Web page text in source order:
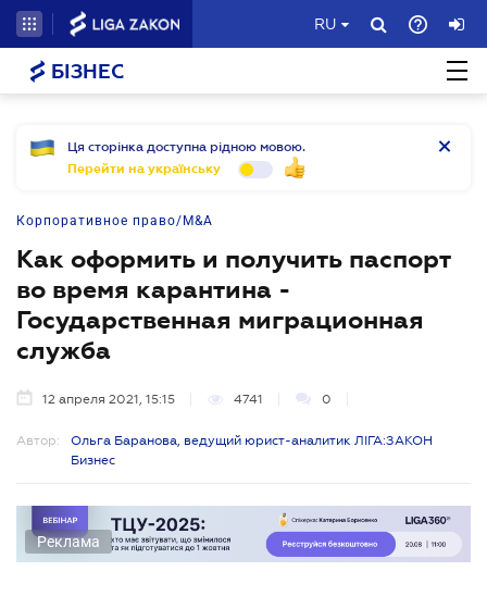
RU
БІЗНЕС
Ця сторінка доступна рідною мовою.
Перейти на українську
Корпоративное право/M&A
Как оформить и получить паспорт
во время карантина -
Государственная миграционная
служба
12 апреля 2021, 15:15 4741 0
Автор:
Ольга Баранова, ведущий юрист-аналитик ЛІГА:ЗАКОН
Бизнес
Реклама